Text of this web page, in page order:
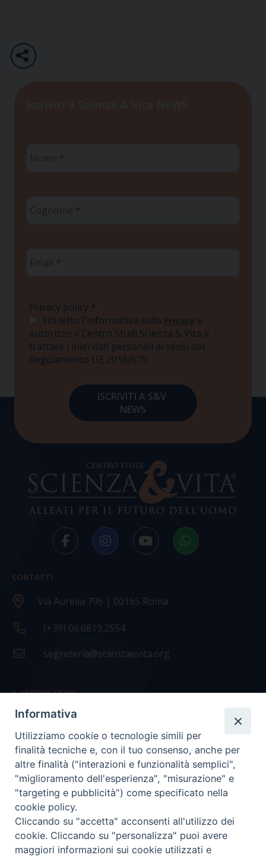
Privacy policy *
Ho letto l'informativa sulla Privacy e
autorizzo il Centro Studi Scienza & Vita a
trattare i miei dati personali ai sensi del
Regolamento UE 2016/679
CONTATTI
Via Aurelia 796 | 00165 Roma
(+39) 06.6819.2554
segreteria@scienzaevita.org
IL CENTRO STUDI
La nostra storia
Statuto
Presidenza e ufficio presidenza
Consiglio scientifico
Coordinamento nazionale
Informativa
Utilizziamo cookie o tecnologie simili per
finalità tecniche e, con il tuo consenso, anche per
altre finalità ("interazioni e funzionalità semplici",
"miglioramento dell'esperienza", "misurazione" e
"targeting e pubblicità") come specificato nella
cookie policy.
Cliccando su "accetta" acconsenti all'utilizzo dei
cookie. Cliccando su "personalizza" puoi avere
maggiori informazioni sui cookie utilizzati e